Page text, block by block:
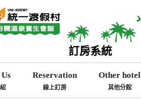
訂房系統
Reservation
線上訂房
Other hotel
其他分館